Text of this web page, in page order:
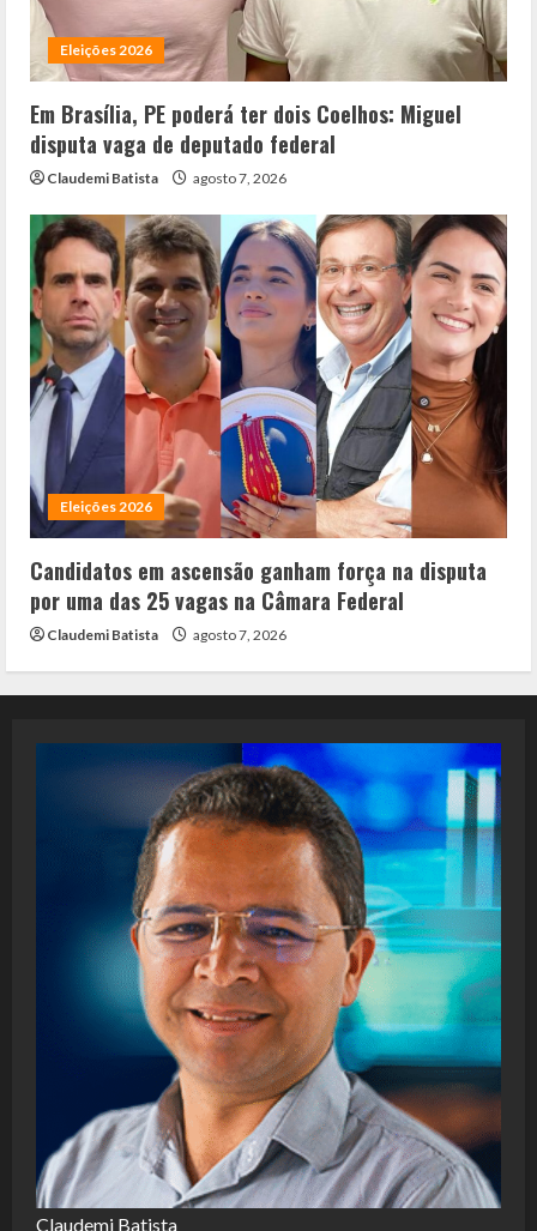
Eleições 2026
Em Brasília, PE poderá ter dois Coelhos: Miguel
disputa vaga de deputado federal
Claudemi Batista agosto 7, 2026
Eleições 2026
Candidatos em ascensão ganham força na disputa
por uma das 25 vagas na Câmara Federal
Claudemi Batista agosto 7, 2026
Claudemi Batista